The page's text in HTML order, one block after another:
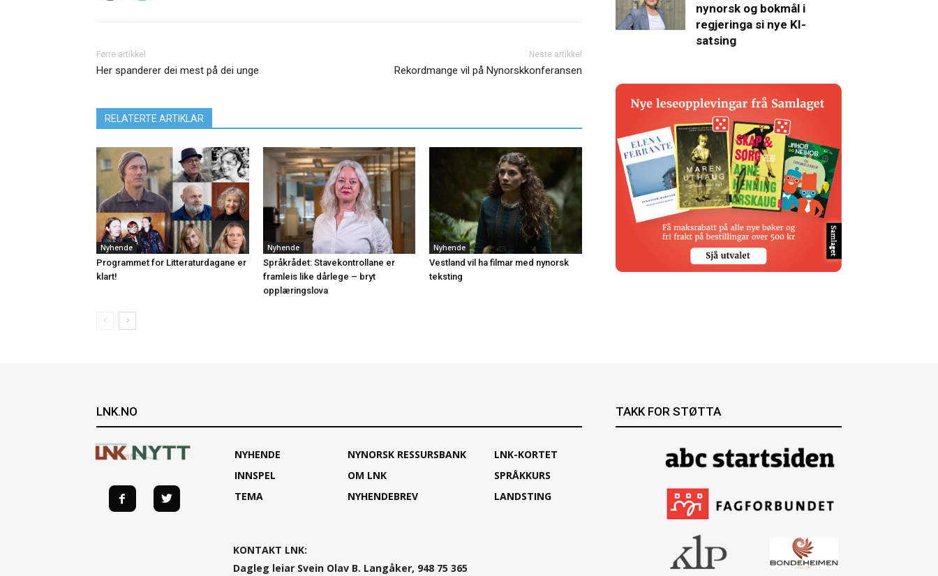
Førre artikkel
Her spanderer dei mest på dei unge
Neste artikkel
Rekordmange vil på Nynorskkonferansen
RELATERTE ARTIKLAR
Nyhende
Programmet for Litteraturdagane er
klart!
Nyhende
Språkrådet: Stavekontrollane er
framleis like dårlege – bryt
opplæringslova
Nyhende
Vestland vil ha filmar med nynorsk
teksting
nynorsk og bokmål i
regjeringa si nye KI-
satsing
LNK.NO
NYHENDE
INNSPEL
TEMA
NYNORSK RESSURSBANK
OM LNK
NYHENDEBREV
LNK-KORTET
SPRÅKKURS
LANDSTING
KONTAKT LNK:
Dagleg leiar Svein Olav B. Langåker, 948 75 365
TAKK FOR STØTTA